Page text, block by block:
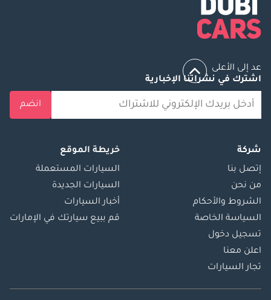
عد إلى الأعلى
اشترك في نشراتنا الإخبارية
انضم
شركة
إتصل بنا
من نحن
الشروط والأحكام
السياسة الخاصة
تسجيل دخول
اعلن معنا
تجار السيارات
خريطة الموقع
السيارات المستعملة
السيارات الجديدة
أخبار السيارات
قم ببيع سيارتك في الإمارات